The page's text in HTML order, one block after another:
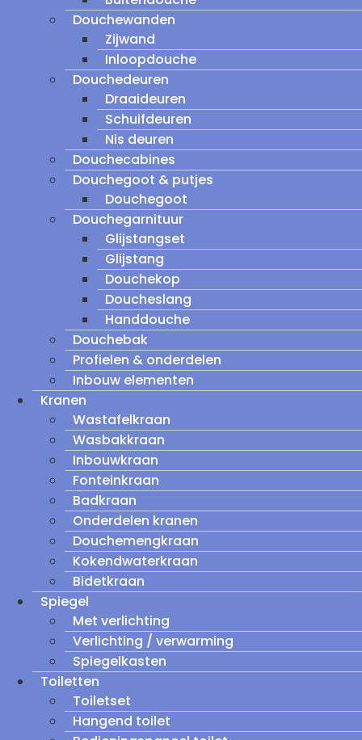
Douchewanden
Zijwand
Inloopdouche
Douchedeuren
Draaideuren
Schuifdeuren
Nis deuren
Douchecabines
Douchegoot & putjes
Douchegoot
Douchegarnituur
Glijstangset
Glijstang
Douchekop
Doucheslang
Handdouche
Douchebak
Profielen & onderdelen
Inbouw elementen
Kranen
Wastafelkraan
Wasbakkraan
Inbouwkraan
Fonteinkraan
Badkraan
Onderdelen kranen
Douchemengkraan
Kokendwaterkraan
Bidetkraan
Spiegel
Met verlichting
Verlichting / verwarming
Spiegelkasten
Toiletten
Toiletset
Hangend toilet